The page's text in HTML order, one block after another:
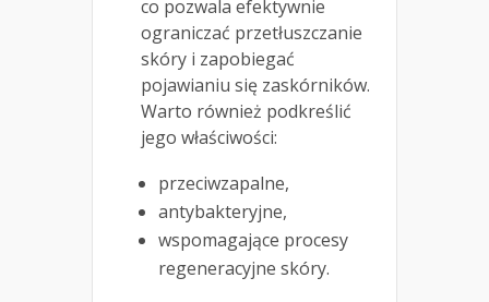
co pozwala efektywnie
ograniczać przetłuszczanie
skóry i zapobiegać
pojawianiu się zaskórników.
Warto również podkreślić
jego właściwości:
przeciwzapalne,
antybakteryjne,
wspomagające procesy
regeneracyjne skóry.